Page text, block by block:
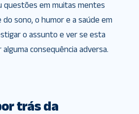
questões em muitas mentes
do sono, o humor e a saúde em
o assunto e ver se esta
consequência adversa.
trás da